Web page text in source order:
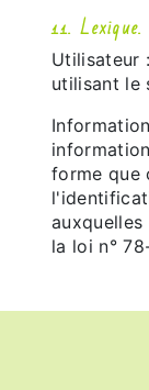
11. Lexique.
Utilisateur
utilisant le
forme que
la loi n°